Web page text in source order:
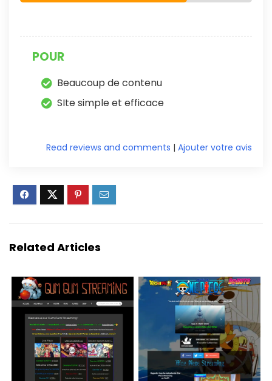
POUR
Beaucoup de contenu
SIte simple et efficace
Ajouter votre avis
|
Read reviews and comments
Related Articles